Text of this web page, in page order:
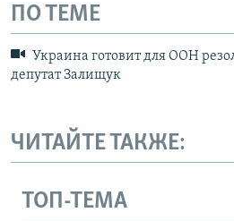
ПО ТЕМЕ
Украина готовит для ООН
депутат Залищук
ЧИТАЙТЕ ТАКЖЕ:
ТОП-ТЕМА